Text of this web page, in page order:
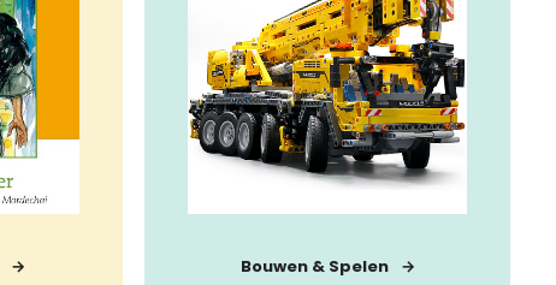
Bouwen & Spelen